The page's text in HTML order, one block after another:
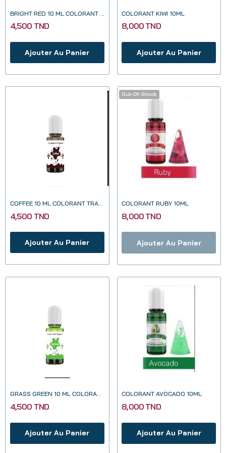
4,500 TND
Ajouter Au Panier
COLORANT KIWI 10ML
8,000 TND
Ajouter Au Panier
COFFEE 10 ML COLORANT TRANSPARENT POUR RESINE...
4,500 TND
Ajouter Au Panier
Out-Of-Stock
COLORANT RUBY 10ML
8,000 TND
Ajouter Au Panier
GRASS GREEN 10 ML COLORANT TRANSPARENT POUR...
4,500 TND
Ajouter Au Panier
COLORANT AVOCADO 10ML
8,000 TND
Ajouter Au Panier